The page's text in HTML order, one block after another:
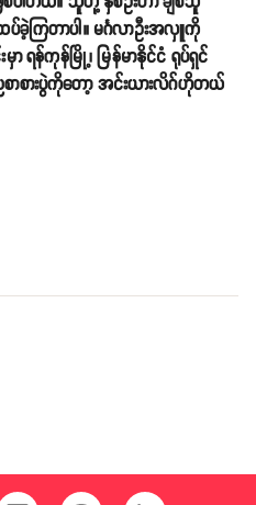
ကြတာပါ။ မင်္ဂလာဦးအလှူကို
ာ ရန်ကုန်မြို့၊ မြန်မာနိုင်ငံ ရုပ်ရှင်
စာစားပွဲကိုတော့ အင်းယားလိဂ်ဟိုတယ်